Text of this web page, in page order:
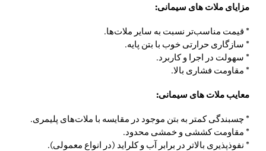
مزایای ملات های سیمانی:
* قیمت مناسب‌تر نسبت به سایر ملات‌ها.
* سازگاری حرارتی خوب با بتن پایه.
* سهولت در اجرا و کاربرد.
* مقاومت فشاری بالا.
معایب ملات های سیمانی:
* چسبندگی کمتر به بتن موجود در مقایسه با ملات‌های پلیمری.
* مقاومت کششی و خمشی محدود.
* نفوذپذیری بالاتر در برابر آب و کلراید (در انواع معمولی).